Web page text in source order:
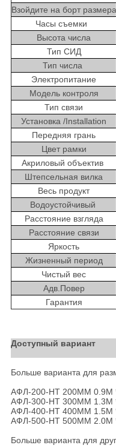
Взойдите на борт размера
Часы съемки
Высота числа
Тип СИД
Тип числа
Электропитание
Модель контроля
Тип связи
Установка /Installation
Передняя грань
Цвет рамки
Акриловый объектив
Штепсельная вилка
Весь продукт
Водоустойчивый
Расстояние взгляда
Расстояние связи
Яркость
Жизненный период
Чистый вес
Адв.Повер
Гарантия
Больше варианта для
АФЛ-200-НТ 200ММ 0.9М
АФЛ-300-НТ 300ММ 1.3М
АФЛ-400-НТ 400ММ 1.5М
АФЛ-500-НТ 500ММ 2.0М
Больше варианта для